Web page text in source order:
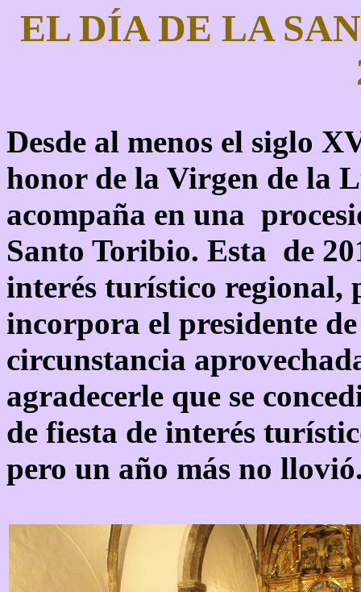
EL DÍA DE LA
Desde al menos el siglo
honor de la Virgen de la
acompaña en una
Santo Toribio. Esta de
interés turístico regional,
incorpora el presidente
circunstancia
agradecerle que se
de fiesta de interés
pero un año más no